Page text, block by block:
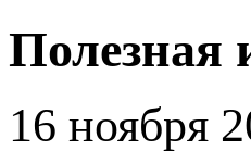
Полезная
16 ноября